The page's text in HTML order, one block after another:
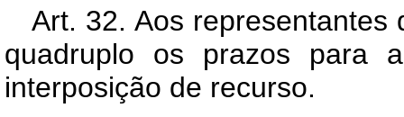
Art. 32. Aos representantes
quadruplo os prazos para
interposição de recurso.